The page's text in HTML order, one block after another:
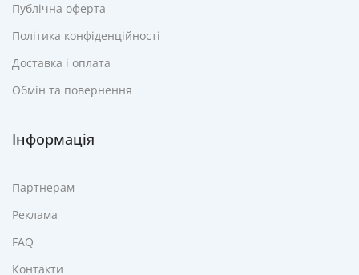
Публічна оферта
Політика конфіденційності
Доставка і оплата
Обмін та повернення
Інформація
Партнерам
Реклама
FAQ
Контакти